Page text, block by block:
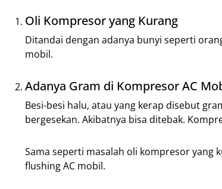
Oli Kompresor yang Kurang
Ditandai dengan adanya bunyi seperti
mobil.
Adanya Gram di Kompresor AC
Besi-besi halu, atau yang kerap disebut
bergesekan. Akibatnya bisa ditebak.
Sama seperti masalah oli kompresor yang
flushing AC mobil.